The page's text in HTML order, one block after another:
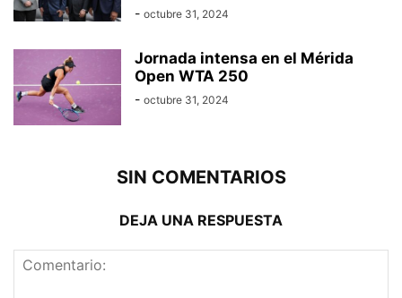
- octubre 31, 2024
Jornada intensa en el Mérida
Open WTA 250
- octubre 31, 2024
SIN COMENTARIOS
DEJA UNA RESPUESTA